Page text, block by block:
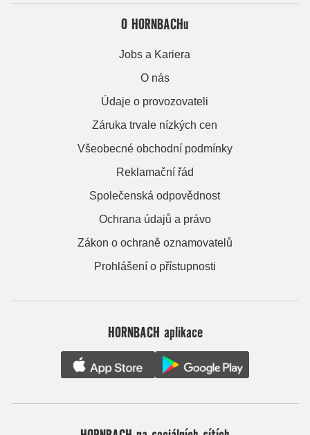
O HORNBACHu
Jobs a Kariera
O nás
Údaje o provozovateli
Záruka trvale nízkých cen
Všeobecné obchodní podmínky
Reklamační řád
Společenská odpovědnost
Ochrana údajů a právo
Zákon o ochraně oznamovatelů
Prohlášení o přístupnosti
HORNBACH aplikace